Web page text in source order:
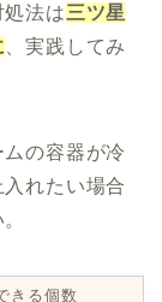
法は三ツ星
、実践してみ
の容器が冷
れたい場合
きる個数